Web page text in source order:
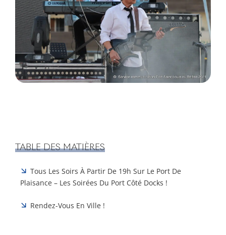
TABLE DES MATIÈRES
Tous Les Soirs À Partir De 19h Sur Le Port De
Plaisance – Les Soirées Du Port Côté Docks !
Rendez-Vous En Ville !